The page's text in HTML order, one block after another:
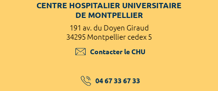
CENTRE HOSPITALIER UNIVERSITAIRE
DE MONTPELLIER
191 av. du Doyen Giraud
34295 Montpellier cedex 5
Contacter le CHU
04 67 33 67 33